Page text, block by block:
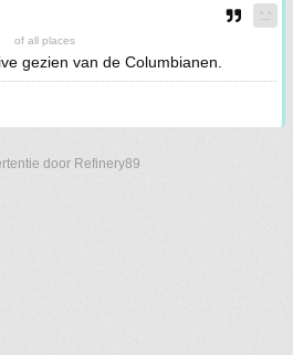
of all places
gezien van de Columbianen.
door Refinery89